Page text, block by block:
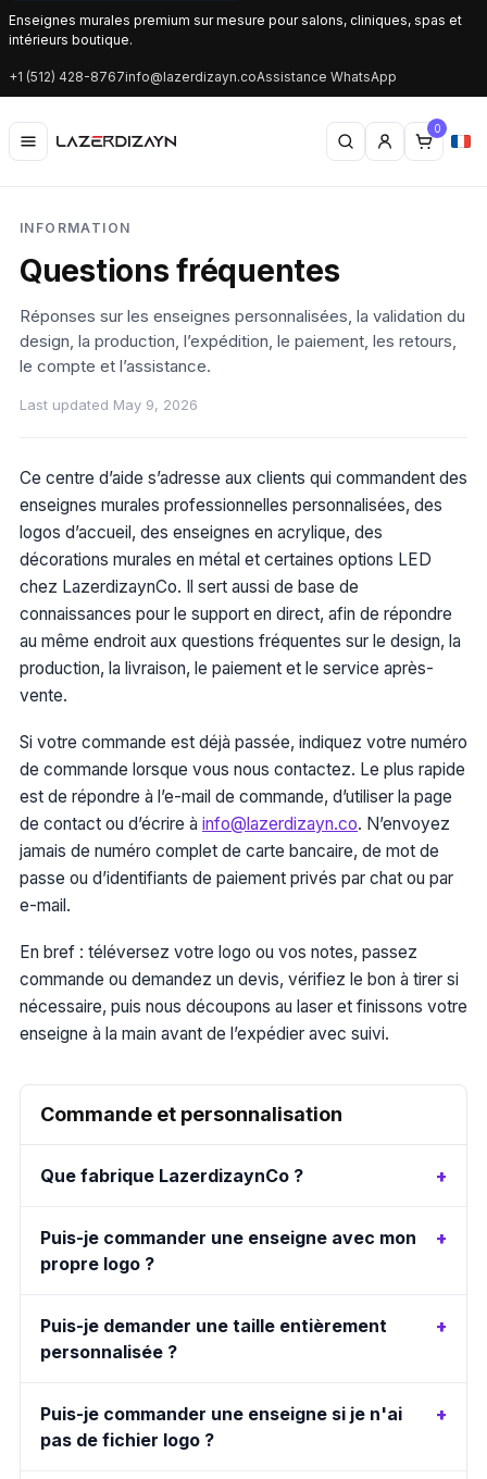
Enseignes murales premium sur mesure pour salons, cliniques, spas et
intérieurs boutique.
+1 (512) 428-8767info@lazerdizayn.coAssistance WhatsApp
0
INFORMATION
Questions fréquentes
Réponses sur les enseignes personnalisées, la validation du
design, la production, l’expédition, le paiement, les retours,
le compte et l’assistance.
Last updated May 9, 2026
Ce centre d’aide s’adresse aux clients qui commandent des
enseignes murales professionnelles personnalisées, des
logos d’accueil, des enseignes en acrylique, des
décorations murales en métal et certaines options LED
chez LazerdizaynCo. Il sert aussi de base de
connaissances pour le support en direct, afin de répondre
au même endroit aux questions fréquentes sur le design, la
production, la livraison, le paiement et le service après-
vente.
Si votre commande est déjà passée, indiquez votre numéro
de commande lorsque vous nous contactez. Le plus rapide
est de répondre à l’e-mail de commande, d’utiliser la page
de contact ou d’écrire à info@lazerdizayn.co. N’envoyez
jamais de numéro complet de carte bancaire, de mot de
passe ou d’identifiants de paiement privés par chat ou par
e-mail.
En bref : téléversez votre logo ou vos notes, passez
commande ou demandez un devis, vérifiez le bon à tirer si
nécessaire, puis nous découpons au laser et finissons votre
enseigne à la main avant de l’expédier avec suivi.
Commande et personnalisation
Que fabrique LazerdizaynCo ?
Puis-je commander une enseigne avec mon
propre logo ?
Puis-je demander une taille entièrement
personnalisée ?
Puis-je commander une enseigne si je n'ai
pas de fichier logo ?